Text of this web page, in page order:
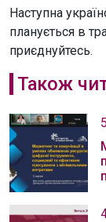
Наступна
планується в
приєднуйтесь.
Також